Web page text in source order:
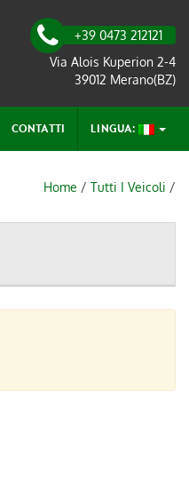
+39 0473 212121
Via Alois Kuperion 2-4
39012 Merano(BZ)
CONTATTI LINGUA:
Home / Tutti I Veicoli /